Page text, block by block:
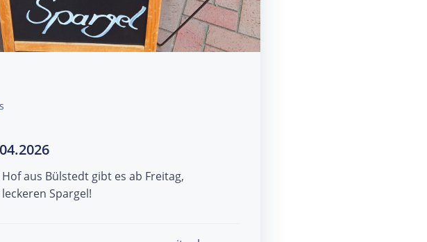
aus Bülstedt gibt es ab Freitag,
Spargel!